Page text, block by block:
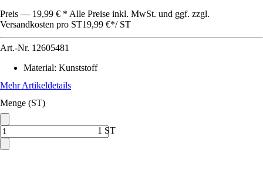
Preis — 19,99 € * Alle Preise inkl. MwSt. und ggf. zzgl.
Versandkosten pro ST19,99 €*/ ST
Art.-Nr. 12605481
Material: Kunststoff
Mehr Artikeldetails
Menge (ST)
1 ST